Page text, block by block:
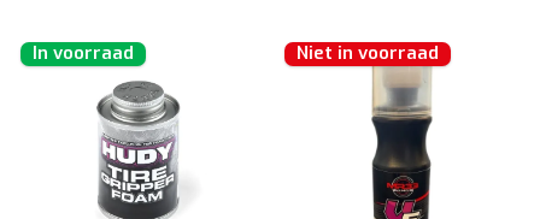
In voorraad Niet in voorraad